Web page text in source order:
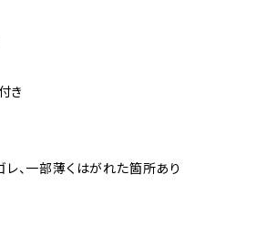
き
、一部薄くはがれた箇所あり